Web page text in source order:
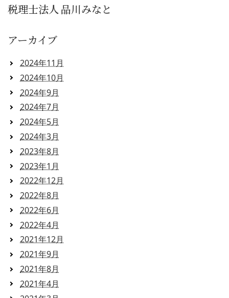
税理士法人 品川みなと
アーカイブ
2024年11月
2024年10月
2024年9月
2024年7月
2024年5月
2024年3月
2023年8月
2023年1月
2022年12月
2022年8月
2022年6月
2022年4月
2021年12月
2021年9月
2021年8月
2021年4月